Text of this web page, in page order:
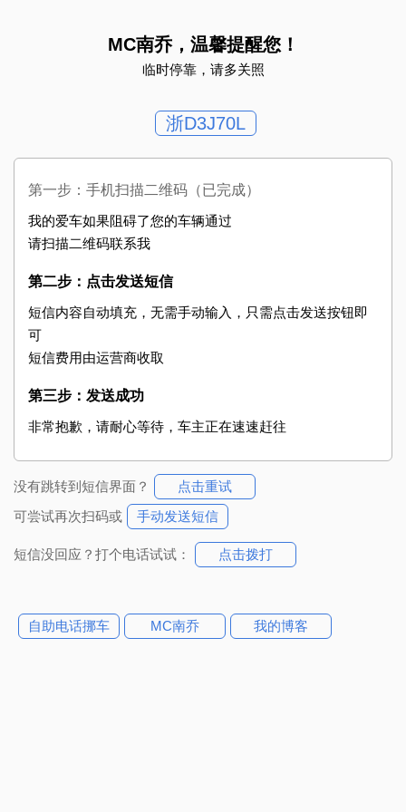
MC南乔，温馨提醒您！
临时停靠，请多关照
浙D3J70L
第一步：手机扫描二维码（已完成）
我的爱车如果阻碍了您的车辆通过
请扫描二维码联系我
第二步：点击发送短信
短信内容自动填充，无需手动输入，只需点击发送按钮即
可
短信费用由运营商收取
第三步：发送成功
非常抱歉，请耐心等待，车主正在速速赶往
没有跳转到短信界面？
点击重试
可尝试再次扫码或
手动发送短信
短信没回应？打个电话试试： 点击拨打
自助电话挪车 MC南乔 我的博客